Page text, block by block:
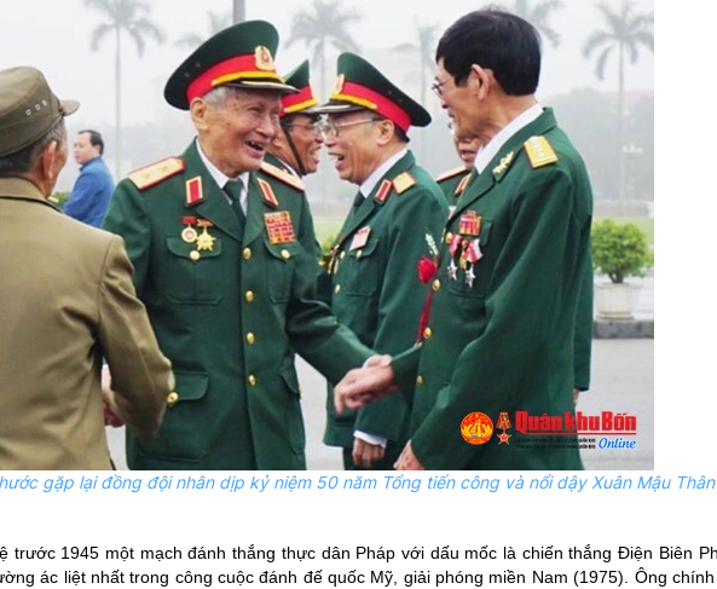
gặp lại đồng đội nhân dịp kỷ niệm 50 năm Tổng tiến công và nổi dậy Xuân Mậu
trước 1945 một mạch đánh thắng thực dân Pháp với dấu mốc là chiến thắng Điện Biên
ác liệt nhất trong công cuộc đánh đế quốc Mỹ, giải phóng miền Nam (1975). Ông